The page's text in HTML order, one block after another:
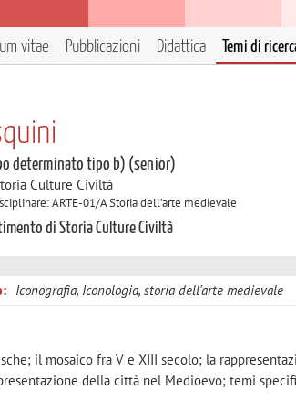
vitae Pubblicazioni Didattica Temi di
determinato tipo b) (senior)
Culture Civiltà
ARTE-01/A Storia dell’arte medievale
di Storia Culture Civiltà
Iconografia, Iconologia, storia dell'arte medievale
il mosaico fra V e XIII secolo; la
della città nel Medioevo; temi